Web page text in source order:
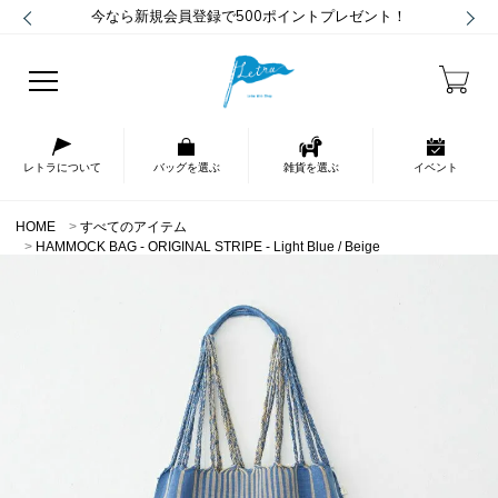
今なら新規会員登録で500ポイントプレゼント！
レトラについて バッグを選ぶ 雑貨を選ぶ イベント
HOME
すべてのアイテム
HAMMOCK BAG - ORIGINAL STRIPE - Light Blue / Beige